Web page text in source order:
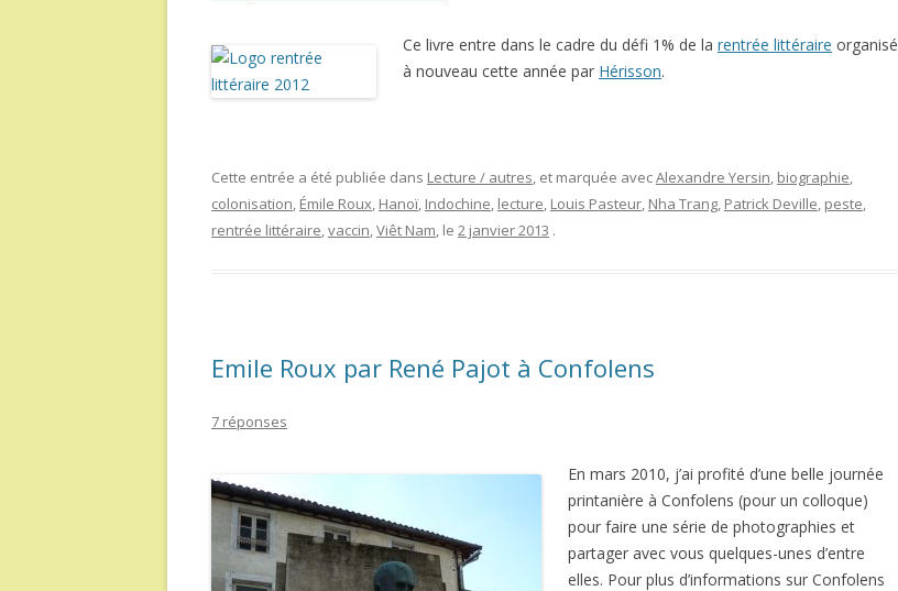
Ce livre entre dans le cadre du défi 1% de la rentrée littéraire organisé
à nouveau cette année par Hérisson.
Cette entrée a été publiée dans Lecture / autres, et marquée avecAlexandre Yersin, biographie,
colonisation, Émile Roux, Hanoï, Indochine, lecture, Louis Pasteur, Nha Trang, Patrick Deville, peste,
rentrée littéraire,vaccin,Viêt Nam, le 2 janvier 2013 .
Emile Roux par René Pajot à Confolens
7 réponses
En mars 2010, j’ai profité d’une belle journée
printanière à Confolens (pour un colloque)
pour faire une série de photographies et
partager avec vous quelques-unes d’entre
elles. Pour plus d’informations sur Confolens